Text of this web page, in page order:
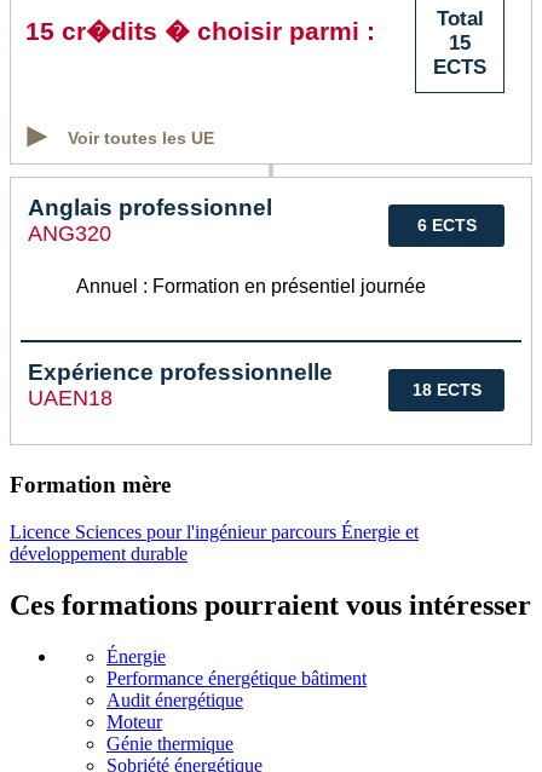
Total
15
ECTS
15 cr�dits � choisir parmi :
Voir toutes les UE
6 ECTS
Anglais professionnel
ANG320
Annuel : Formation en présentiel journée
18 ECTS
Expérience professionnelle
UAEN18
Formation mère
Licence Sciences pour l'ingénieur parcours Énergie et
développement durable
Ces formations pourraient vous intéresser
Énergie
Performance énergétique bâtiment
Audit énergétique
Moteur
Génie thermique
Sobriété énergétique